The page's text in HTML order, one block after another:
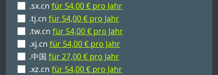
.sx.cn für 54,00 € pro Jahr
.tj.cn für 54,00 € pro Jahr
.tw.cn für 54,00 € pro Jahr
.xj.cn für 54,00 € pro Jahr
.中国 für 27,00 € pro Jahr
.xz.cn für 54,00 € pro Jahr